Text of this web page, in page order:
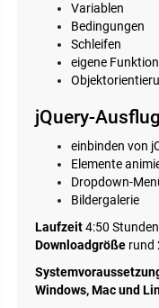
Variablen
Bedingungen
Schleifen
eigene
jQuery-
einbinden von
Elemente
Dropdown-
Bildergalerie
Laufzeit4:50 Stunden
Downloadgröße rund
Windows, Mac und